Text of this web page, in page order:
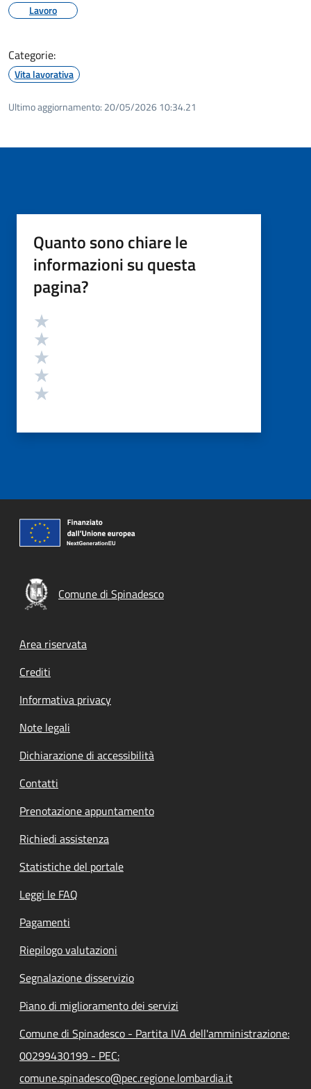
Lavoro
Categorie:
Vita lavorativa
Ultimo aggiornamento: 20/05/2026 10:34.21
Quanto sono chiare le
informazioni su questa
pagina?
Valutazione
Comune di Spinadesco
Footer menu
Area riservata
Crediti
Informativa privacy
Note legali
Dichiarazione di accessibilità
Contatti
Prenotazione appuntamento
Richiedi assistenza
Statistiche del portale
Leggi le FAQ
Pagamenti
Riepilogo valutazioni
Segnalazione disservizio
Piano di miglioramento dei servizi
Comune di Spinadesco - Partita IVA dell'amministrazione:
00299430199 - PEC:
comune.spinadesco@pec.regione.lombardia.it